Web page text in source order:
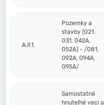
A.II.1.
Pozemky a
stavby (021,
031, 042A,
052A) - /081,
092A, 094A,
095A/
Samostatné
hnuteľné veci a